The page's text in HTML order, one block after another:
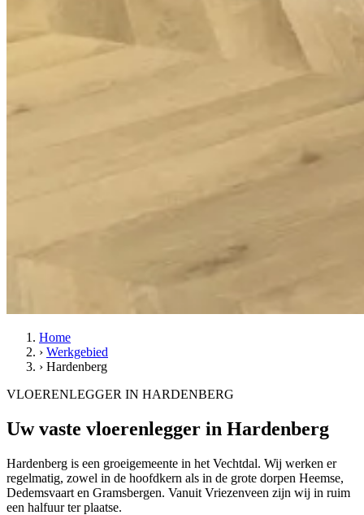
Home
› Werkgebied
› Hardenberg
VLOERENLEGGER IN HARDENBERG
Uw vaste vloerenlegger in Hardenberg
Hardenberg is een groeigemeente in het Vechtdal. Wij werken er
regelmatig, zowel in de hoofdkern als in de grote dorpen Heemse,
Dedemsvaart en Gramsbergen. Vanuit Vriezenveen zijn wij in ruim
een halfuur ter plaatse.